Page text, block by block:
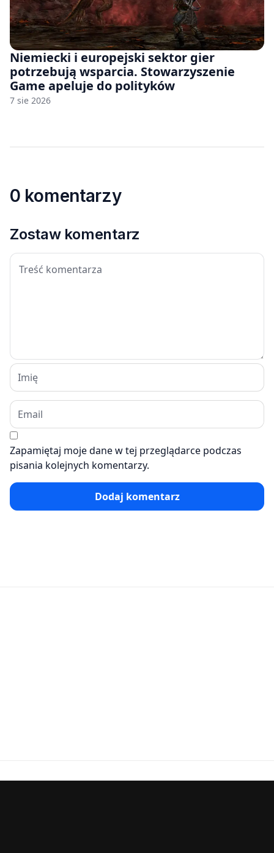
Niemiecki i europejski sektor gier
potrzebują wsparcia. Stowarzyszenie
Game apeluje do polityków
7 sie 2026
0 komentarzy
Zostaw komentarz
Zapamiętaj moje dane w tej przeglądarce podczas
pisania kolejnych komentarzy.
Dodaj komentarz